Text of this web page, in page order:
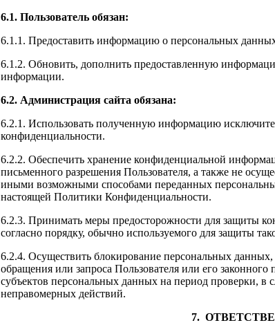
6.1. Пользователь обязан:
6.1.1. Предоставить информацию о персональных
6.1.2. Обновить, дополнить предоставленную
информации.
6.2. Администрация сайта обязана:
6.2.1. Использовать полученную информацию
конфиденциальности.
6.2.2. Обеспечить хранение конфиденциальной
письменного разрешения Пользователя, а также не
иными возможными способами переданных
настоящей Политики Конфиденциальности.
6.2.3. Принимать меры предосторожности для защиты
согласно порядку, обычно используемого для защиты
6.2.4. Осуществить блокирование персональных
обращения или запроса Пользователя или его
субъектов персональных данных на период проверки,
неправомерных действий.
7.